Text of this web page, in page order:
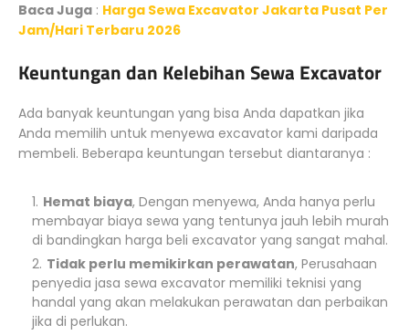
Baca Juga : Harga Sewa Excavator Jakarta Pusat Per
Jam/Hari Terbaru 2026
Keuntungan dan Kelebihan Sewa Excavator
Ada banyak keuntungan yang bisa Anda dapatkan jika
Anda memilih untuk menyewa excavator kami daripada
membeli. Beberapa keuntungan tersebut diantaranya :
Hemat biaya, Dengan menyewa, Anda hanya perlu
membayar biaya sewa yang tentunya jauh lebih murah
di bandingkan harga beli excavator yang sangat mahal.
Tidak perlu memikirkan perawatan, Perusahaan
penyedia jasa sewa excavator memiliki teknisi yang
handal yang akan melakukan perawatan dan perbaikan
jika di perlukan.